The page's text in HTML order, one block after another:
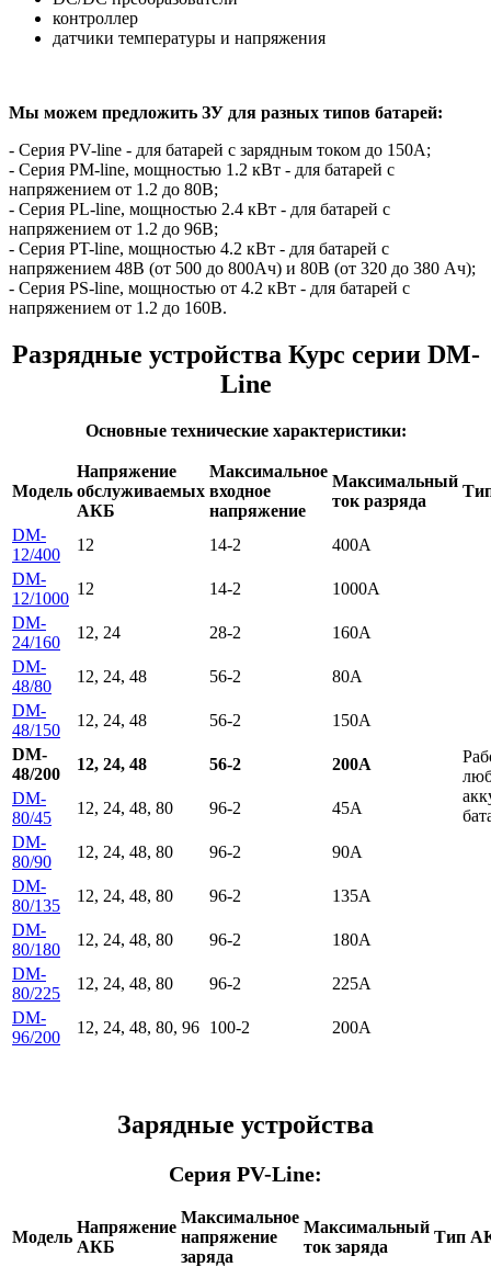
контроллер
датчики температуры и напряжения
Мы можем предложить ЗУ для разных типов батарей:
- Серия PV-line - для батарей с зарядным током до 150А;
- Серия PM-line, мощностью 1.2 кВт - для батарей с
напряжением от 1.2 до 80В;
- Серия PL-line, мощностью 2.4 кВт - для батарей с
напряжением от 1.2 до 96В;
- Серия PT-line, мощностью 4.2 кВт - для батарей с
напряжением 48В (от 500 до 800Ач) и 80В (от 320 до 380 Ач);
- Серия PS-line, мощностью от 4.2 кВт - для батарей с
напряжением от 1.2 до 160В.
Разрядные устройства Курс серии DM-
Line
Основные технические характеристики:
Модель
Напряжение
обслуживаемых
АКБ
Максимальное
входное
напряжение
Максимальный
ток разряда
DM-
12/400
12 14-2 400А
DM-
12/1000
12 14-2
1000А
DM-
24/160
12, 24 28-2
160А
DM-
48/80
12, 24, 48 56-2
80А
DM-
48/150
12, 24, 48 56-2
150А
DM-
48/200
12, 24, 48 56-2
200А
DM-
80/45
12, 24, 48, 80 96-2
45А
DM-
80/90
12, 24, 48, 80 96-2
90А
DM-
80/135
12, 24, 48, 80 96-2
135А
DM-
80/180
12, 24, 48, 80 96-2
180А
DM-
80/225
12, 24, 48, 80 96-2
225А
DM-
96/200
12, 24, 48, 80, 96 100-2 200А
Зарядные устройства
Серия PV-Line:
Модель
Напряжение
АКБ
Максимальное
напряжение
заряда
Максимальный
ток заряда
Тип